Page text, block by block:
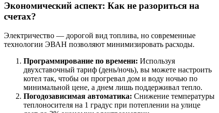
Экономический аспект: Как не разориться на
счетах?
Электричество — дорогой вид топлива, но современные
технологии ЭВАН позволяют минимизировать расходы.
Программирование по времени: Используя
двухставочный тариф (день/ночь), вы можете настроить
котел так, чтобы он прогревал дом и воду ночью по
минимальной цене, а днем лишь поддерживал тепло.
Погодозависимая автоматика: Снижение температуры
теплоносителя на 1 градус при потеплении на улице